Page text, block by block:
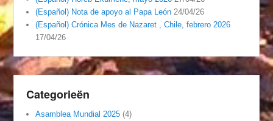
(Español) Nota de apoyo al Papa León 24/04/26
(Español) Crónica Mes de Nazaret , Chile, febrero 2026
17/04/26
Categorieën
Asamblea Mundial 2025 (4)